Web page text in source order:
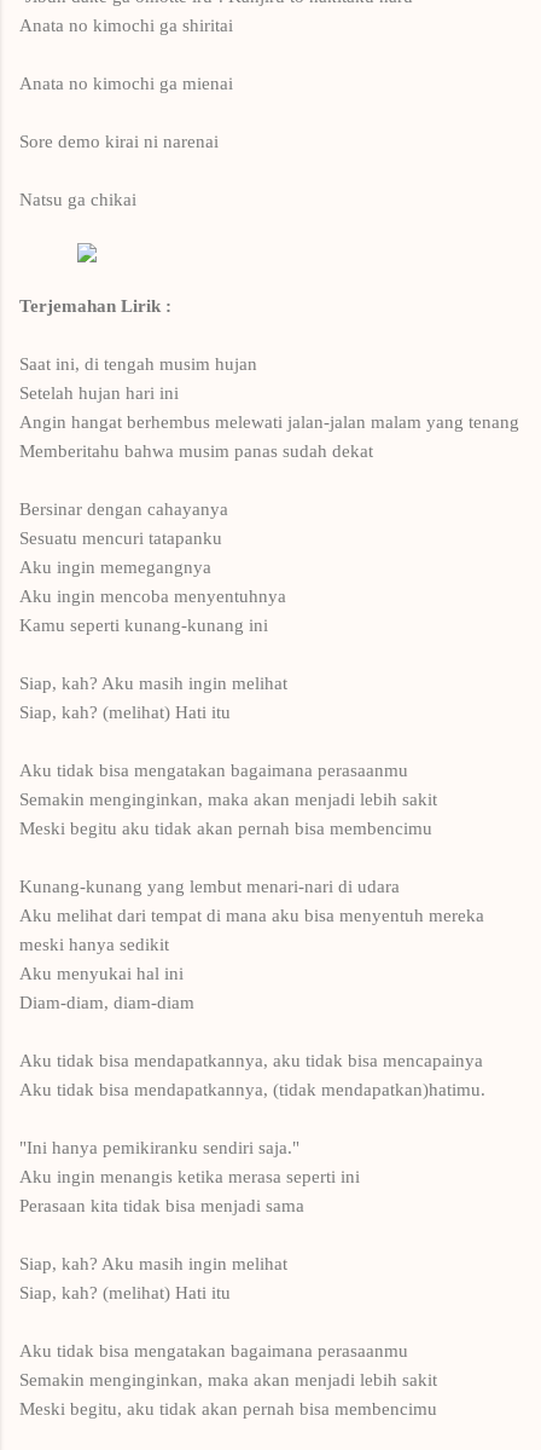
Anata no kimochi ga shiritai
Anata no kimochi ga mienai
Sore demo kirai ni narenai
Natsu ga chikai
Terjemahan Lirik :
Saat ini, di tengah musim hujan
Setelah hujan hari ini
Angin hangat berhembus melewati jalan-jalan malam yang tenang
Memberitahu bahwa musim panas sudah dekat
Bersinar dengan cahayanya
Sesuatu mencuri tatapanku
Aku ingin memegangnya
Aku ingin mencoba menyentuhnya
Kamu seperti kunang-kunang ini
Siap, kah? Aku masih ingin melihat
Siap, kah? (melihat) Hati itu
Aku tidak bisa mengatakan bagaimana perasaanmu
Semakin menginginkan, maka akan menjadi lebih sakit
Meski begitu aku tidak akan pernah bisa membencimu
Kunang-kunang yang lembut menari-nari di udara
Aku melihat dari tempat di mana aku bisa menyentuh mereka
meski hanya sedikit
Aku menyukai hal ini
Diam-diam, diam-diam
Aku tidak bisa mendapatkannya, aku tidak bisa mencapainya
Aku tidak bisa mendapatkannya, (tidak mendapatkan)hatimu.
"Ini hanya pemikiranku sendiri saja."
Aku ingin menangis ketika merasa seperti ini
Perasaan kita tidak bisa menjadi sama
Siap, kah? Aku masih ingin melihat
Siap, kah? (melihat) Hati itu
Aku tidak bisa mengatakan bagaimana perasaanmu
Semakin menginginkan, maka akan menjadi lebih sakit
Meski begitu, aku tidak akan pernah bisa membencimu